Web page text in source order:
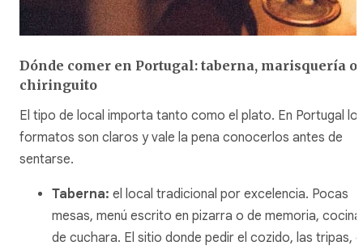
Dónde comer en Portugal: taberna, marisquería o
chiringuito
El tipo de local importa tanto como el plato. En Portugal
formatos son claros y vale la pena conocerlos antes de
sentarse.
Taberna: el local tradicional por excelencia. Pocas
mesas, menú escrito en pizarra o de memoria, cocina
de cuchara. El sitio donde pedir el cozido, las tripas,